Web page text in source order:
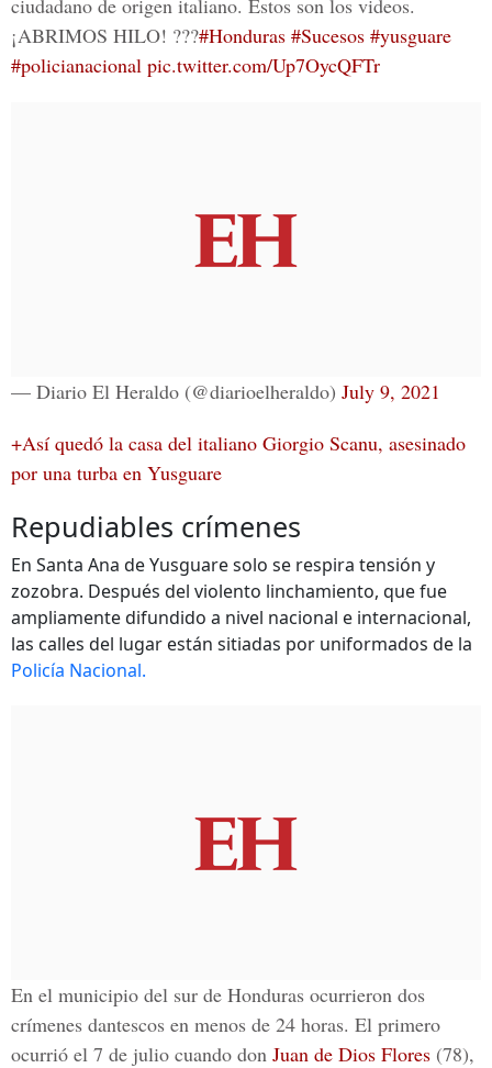
ciudadano de origen italiano. Estos son los videos.
¡ABRIMOS HILO! ???#Honduras #Sucesos #yusguare
#policianacional pic.twitter.com/Up7OycQFTr
— Diario El Heraldo (@diarioelheraldo) July 9, 2021
+Así quedó la casa del italiano Giorgio Scanu, asesinado
por una turba en Yusguare
Repudiables crímenes
En Santa Ana de Yusguare solo se respira tensión y
zozobra. Después del violento linchamiento, que fue
ampliamente difundido a nivel nacional e internacional,
las calles del lugar están sitiadas por uniformados de la
Policía Nacional.
En el municipio del sur de Honduras ocurrieron dos
crímenes dantescos en menos de 24 horas. El primero
ocurrió el 7 de julio cuando don Juan de Dios Flores (78),